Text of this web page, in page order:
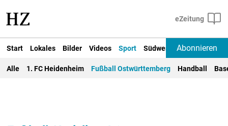
Start Lokales Bilder Videos Sport Südwest Deutschland
Abonnieren
Alle 1. FC Heidenheim Fußball Ostwürttemberg Handball